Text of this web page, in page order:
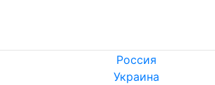
Россия
Украина